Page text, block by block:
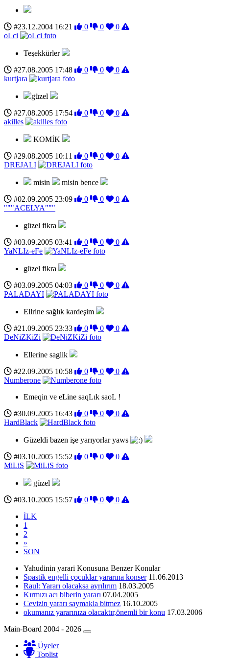
#23.12.2004 16:21 0 0
0
oLci
Teşekkürler
#27.08.2005 17:48
0 0
0
kurtjara
güzel
#27.08.2005 17:54
0 0
0
akilles
KOMİK
#29.08.2005 10:11
0 0
0
DREJALI
misin
misin bence
#02.09.2005 23:09
0 0
0
"""ACELYA"""
güzel fikra
#03.09.2005 03:41
0 0
0
YaNLIz-eFe
güzel fikra
#03.09.2005 04:03
0 0
0
PALADAYI
Ellrine sağlık kardeşim
#21.09.2005 23:33
0 0
0
DeNiZKiZi
Ellerine saglik
#22.09.2005 10:58
0 0
0
Numberone
Emeqin ve eLine saqLık saoL !
#30.09.2005 16:43
0 0
0
HardBlack
Güzeldi bazen işe yarıyorlar yaws
#03.10.2005 15:52
0 0
0
MiLiS
güzel
#03.10.2005 15:57
0 0
0
İLK
1
2
»
SON
Yahudinin yarari Konusuna Benzer Konular
Spastik engelli çocuklar yararına konser 11.06.2013
Raul: Yararı olacaksa ayrılırım 18.03.2005
Kırmızı acı biberin yararı 07.04.2005
Cevizin yararı saymakla bitmez 16.10.2005
okumanız yararınıza olacaktır,önemli bir konu 17.03.2006
Main-Board 2004 - 2026
Üyeler
Toplist